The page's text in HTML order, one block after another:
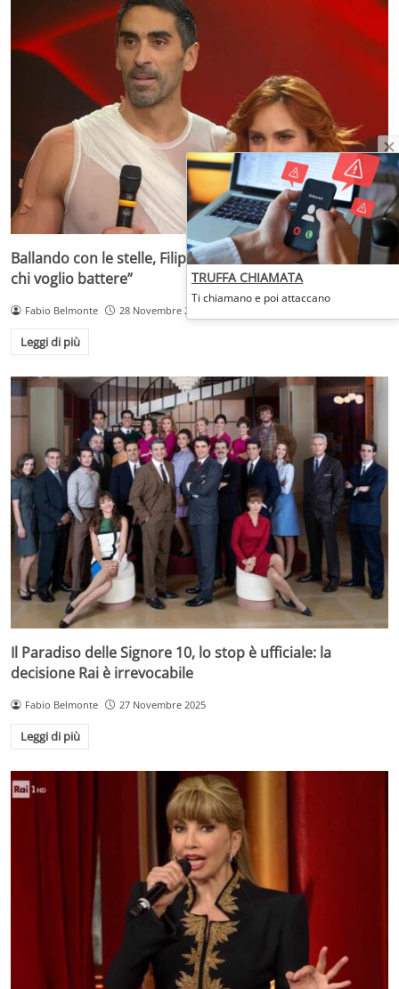
Ballando con le stelle, Filippo Magnini agguerrito: “Ecco
chi voglio battere”
Fabio Belmonte 28 Novembre 2025
Leggi di più
Il Paradiso delle Signore 10, lo stop è ufficiale: la
decisione Rai è irrevocabile
Fabio Belmonte 27 Novembre 2025
Leggi di più
TRUFFA CHIAMATA
Ti chiamano e poi attaccano